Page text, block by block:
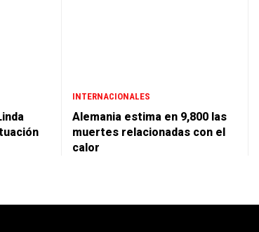
INTERNACIONALES
Alemania estima en 9,800 las
muertes relacionadas con el
calor